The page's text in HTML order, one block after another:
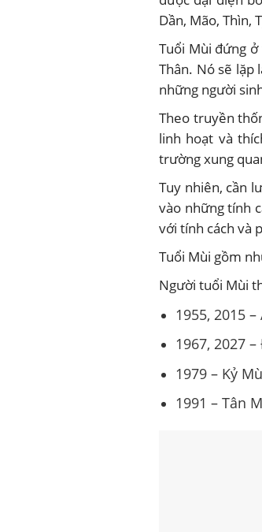
Dần, Mão, Thìn,
Tuổi Mùi đứng
Thân. Nó sẽ lặp
những người
Theo truyền
linh hoạt và
trường xung
Tuy nhiên, cần
vào những tính
với tính cách và
Tuổi Mùi gồm
Người tuổi Mùi
1955, 2015
1967, 2027
1979 – Kỷ
1991 – Tân